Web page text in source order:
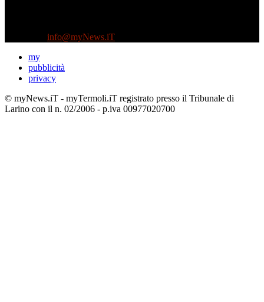
info@myNews.iT
my
pubblicità
privacy
© myNews.iT - myTermoli.iT registrato presso il Tribunale di
Larino con il n. 02/2006 - p.iva 00977020700